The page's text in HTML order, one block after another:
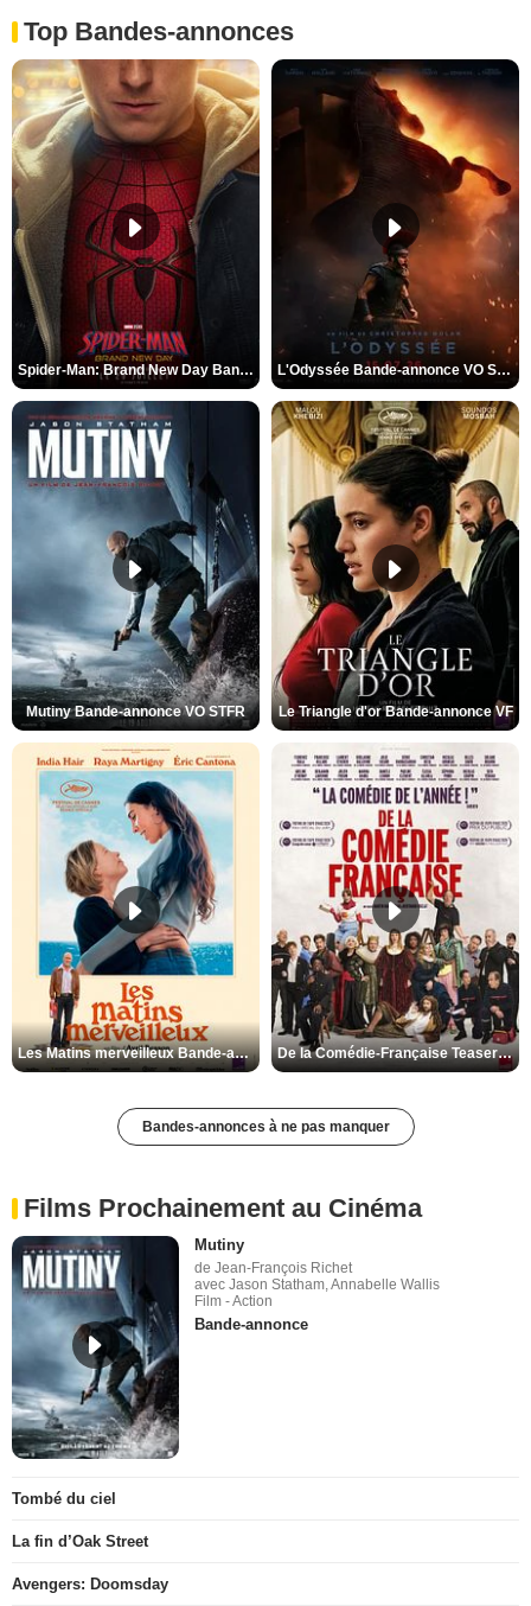
Top Bandes-annonces
Spider-Man: Brand New Day Bande-annonce VO STFR L'Odyssée Bande-annonce VO STFR
Mutiny Bande-annonce VO STFR Le Triangle d'or Bande-annonce VF
Les Matins merveilleux Bande-annonce VF De la Comédie-Française Teaser VF
Bandes-annonces à ne pas manquer
Films Prochainement au Cinéma
Mutiny
de Jean-François Richet
avec Jason Statham, Annabelle Wallis
Film - Action
Bande-annonce
Tombé du ciel
La fin d’Oak Street
Avengers: Doomsday